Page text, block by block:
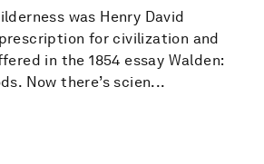
was Henry David
for civilization and
in the 1854 essay Walden:
Now there’s scien...